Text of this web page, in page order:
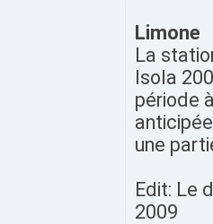
Limone
La
Isola
période
une
Edit: Le
2009